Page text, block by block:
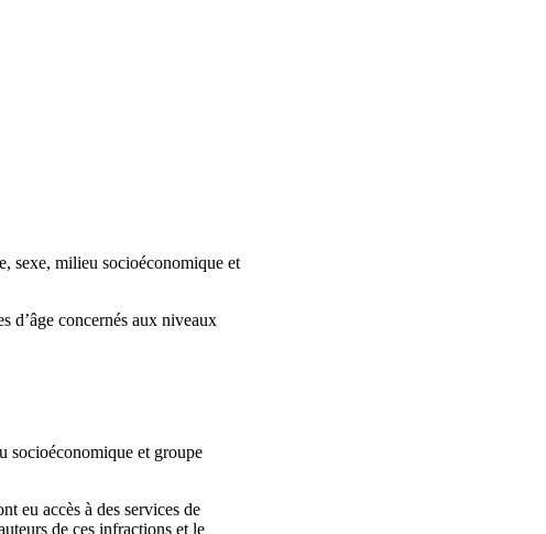
sexe, milieu socioéconomique et
d’âge concernés aux niveaux
socioéconomique et groupe
eu accès à des services de
de ces infractions et le